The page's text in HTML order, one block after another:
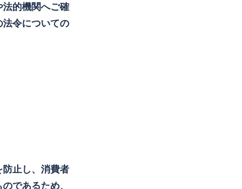
的機関へご確
令についての
止し、消費者
であるため、